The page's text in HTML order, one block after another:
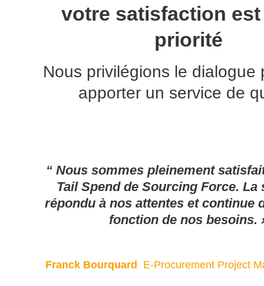
votre satisfaction
priorité
Nous privilégions le dialogue
apporter un service de
“ Nous sommes pleinement
Tail Spend de Sourcing Force. La
répondu à nos attentes et continue
fonction de nos besoins.
Franck Bourquard E-Procurement Project